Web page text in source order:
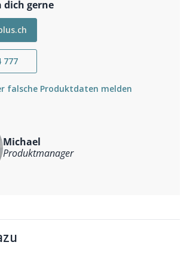
dich gerne
777
falsche Produktdaten melden
Michael
Produktmanager